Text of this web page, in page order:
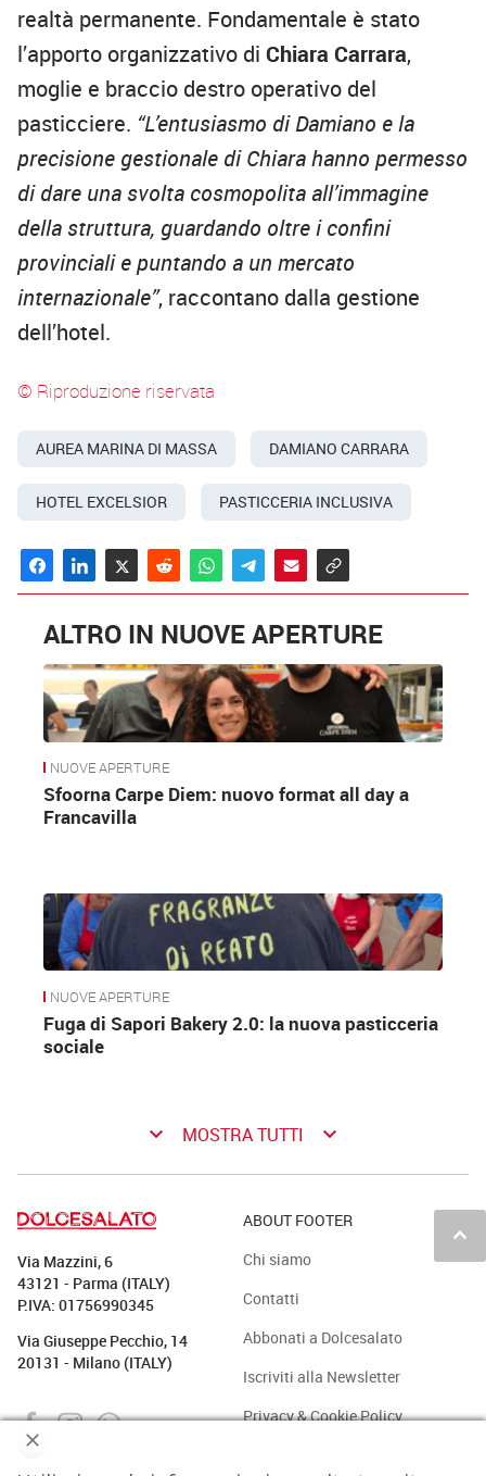
realtà permanente. Fondamentale è stato
l’apporto organizzativo di Chiara Carrara,
moglie e braccio destro operativo del
pasticciere. “L’entusiasmo di Damiano e la
precisione gestionale di Chiara hanno permesso
di dare una svolta cosmopolita all’immagine
della struttura, guardando oltre i confini
provinciali e puntando a un mercato
internazionale”, raccontano dalla gestione
dell’hotel.
© Riproduzione riservata
AUREA MARINA DI MASSA DAMIANO CARRARA
HOTEL EXCELSIOR PASTICCERIA INCLUSIVA
ALTRO IN NUOVE APERTURE
NUOVE APERTURE
Sfoorna Carpe Diem: nuovo format all day a
Francavilla
NUOVE APERTURE
Fuga di Sapori Bakery 2.0: la nuova pasticceria
sociale
keyboard_arrow_down MOSTRA TUTTI keyboard_arrow_down
keyboard_arrow_up
Via Mazzini, 6
43121 - Parma (ITALY)
P.IVA: 01756990345
Via Giuseppe Pecchio, 14
20131 - Milano (ITALY)
ABOUT FOOTER
Chi siamo
Contatti
Abbonati a Dolcesalato
Iscriviti alla Newsletter
Privacy & Cookie Policy